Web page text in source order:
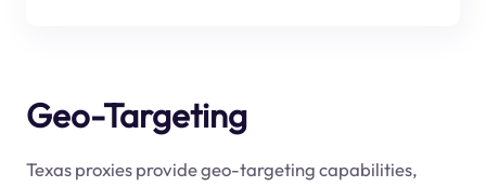
Geo-Targeting
Texas proxies provide geo-targeting capabilities,